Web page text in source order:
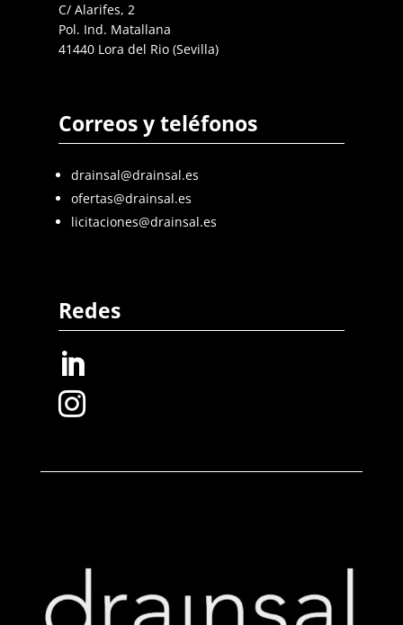
C/ Alarifes, 2
Pol. Ind. Matallana
41440 Lora del Rio (Sevilla)
Correos y teléfonos
drainsal@drainsal.es
ofertas@drainsal.es
licitaciones@drainsal.es
Redes

